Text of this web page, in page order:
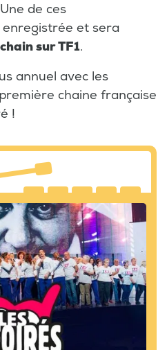
de ces
et sera
sur TF1.
annuel avec les
chaine française
!